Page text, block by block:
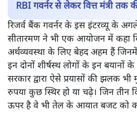
RBI गवर्नर से लेकर वित्त मंत्री तक
रिजर्व बैंक गवर्नर के इस इंटरव्यू के अगले
सीतारमण ने भी एक आयोजन में कहा
अर्थव्यवस्था के लिए बेहद अहम हैं
इन दोनों शीर्षस्थ लोगों के इन
सरकार द्वारा ऐसे प्रयासों की झलक भी
रुपया कुछ स्थिर हो या चढ़े। जिन तीन
ऊपर है वे भी तेल के आयात बजट को